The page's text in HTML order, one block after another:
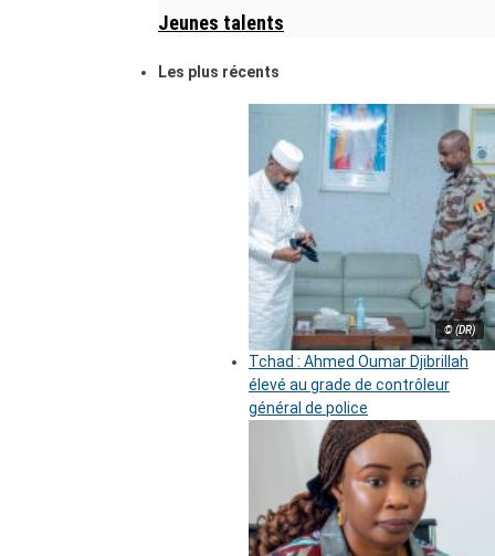
Jeunes talents
Les plus récents
© (DR)
Tchad : Ahmed Oumar Djibrillah
élevé au grade de contrôleur
général de police